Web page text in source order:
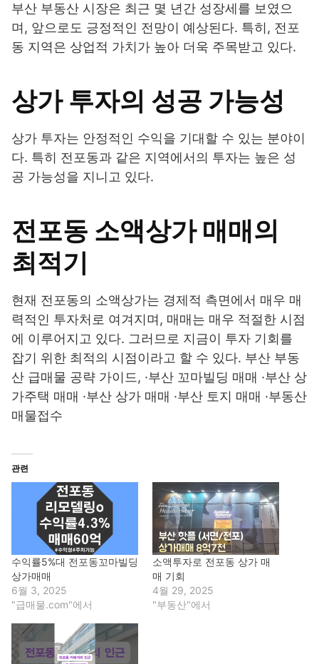
부산 부동산 시장은 최근 몇 년간 성장세를 보였으
며, 앞으로도 긍정적인 전망이 예상된다. 특히, 전포
동 지역은 상업적 가치가 높아 더욱 주목받고 있다.
상가 투자의 성공 가능성
상가 투자는 안정적인 수익을 기대할 수 있는 분야이
다. 특히 전포동과 같은 지역에서의 투자는 높은 성
공 가능성을 지니고 있다.
전포동 소액상가 매매의
최적기
현재 전포동의 소액상가는 경제적 측면에서 매우 매
력적인 투자처로 여겨지며, 매매는 매우 적절한 시점
에 이루어지고 있다. 그러므로 지금이 투자 기회를
잡기 위한 최적의 시점이라고 할 수 있다. 부산 부동
산 급매물 공략 가이드, ·부산 꼬마빌딩 매매 ·부산 상
가주택 매매 ·부산 상가 매매 ·부산 토지 매매 ·부동산
매물접수
관련
수익률5%대 전포동꼬마빌딩
상가매매
6월 3, 2025
"급매물.com"에서
소액투자로 전포동 상가 매
매 기회
4월 29, 2025
"부동산"에서